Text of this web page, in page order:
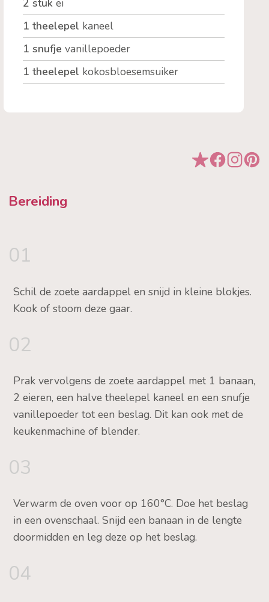
2 stuk ei
1 theelepel kaneel
1 snufje vanillepoeder
1 theelepel kokosbloesemsuiker
Bereiding
01
Schil de zoete aardappel en snijd in kleine blokjes.
Kook of stoom deze gaar.
02
Prak vervolgens de zoete aardappel met 1 banaan,
2 eieren, een halve theelepel kaneel en een snufje
vanillepoeder tot een beslag. Dit kan ook met de
keukenmachine of blender.
03
Verwarm de oven voor op 160°C. Doe het beslag
in een ovenschaal. Snijd een banaan in de lengte
doormidden en leg deze op het beslag.
04